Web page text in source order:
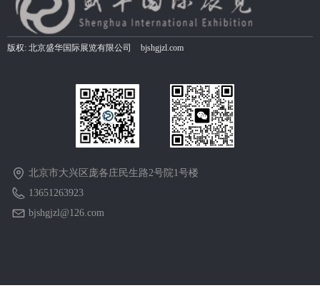
北京市大兴区庞各庄民生路2号院1号楼
13651263923
bjshgjzl@126.com
版权: 北京盛华国际展览有限公司 bjshgjzl.com